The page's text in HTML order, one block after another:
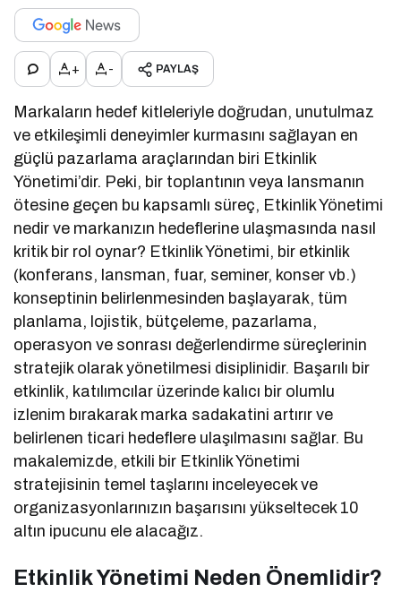
+ - PAYLAŞ
Markaların hedef kitleleriyle doğrudan, unutulmaz
ve etkileşimli deneyimler kurmasını sağlayan en
güçlü pazarlama araçlarından biri Etkinlik
Yönetimi’dir. Peki, bir toplantının veya lansmanın
ötesine geçen bu kapsamlı süreç, Etkinlik Yönetimi
nedir ve markanızın hedeflerine ulaşmasında nasıl
kritik bir rol oynar? Etkinlik Yönetimi, bir etkinlik
(konferans, lansman, fuar, seminer, konser vb.)
konseptinin belirlenmesinden başlayarak, tüm
planlama, lojistik, bütçeleme, pazarlama,
operasyon ve sonrası değerlendirme süreçlerinin
stratejik olarak yönetilmesi disiplinidir. Başarılı bir
etkinlik, katılımcılar üzerinde kalıcı bir olumlu
izlenim bırakarak marka sadakatini artırır ve
belirlenen ticari hedeflere ulaşılmasını sağlar. Bu
makalemizde, etkili bir Etkinlik Yönetimi
stratejisinin temel taşlarını inceleyecek ve
organizasyonlarınızın başarısını yükseltecek 10
altın ipucunu ele alacağız.
Etkinlik Yönetimi Neden Önemlidir?